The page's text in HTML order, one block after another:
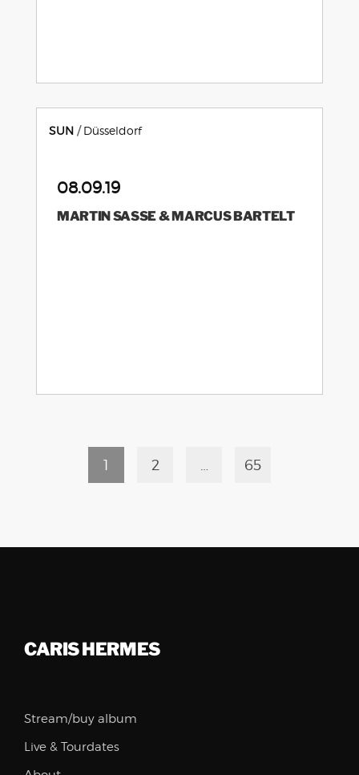
SUN Düsseldorf
08.09.19
MARTIN SASSE & MARCUS BARTELT
1 2 65
CARIS HERMES
Stream/buy album
Live & Tourdates